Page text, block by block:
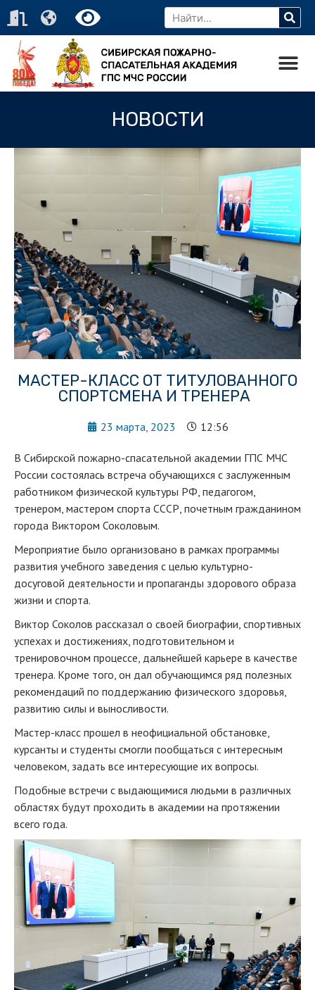
НОВОСТИ
МАСТЕР-КЛАСС ОТ ТИТУЛОВАННОГО
СПОРТСМЕНА И ТРЕНЕРА
23 марта, 2023 12:56
В Сибирской пожарно-спасательной академии ГПС МЧС
России состоялась встреча обучающихся с заслуженным
работником физической культуры РФ, педагогом,
тренером, мастером спорта СССР, почетным гражданином
города Виктором Соколовым.
Мероприятие было организовано в рамках программы
развития учебного заведения с целью культурно-
досуговой деятельности и пропаганды здорового образа
жизни и спорта.
Виктор Соколов рассказал о своей биографии, спортивных
успехах и достижениях, подготовительном и
тренировочном процессе, дальнейшей карьере в качестве
тренера. Кроме того, он дал обучающимся ряд полезных
рекомендаций по поддержанию физического здоровья,
развитию силы и выносливости.
Мастер-класс прошел в неофициальной обстановке,
курсанты и студенты смогли пообщаться с интересным
человеком, задать все интересующие их вопросы.
Подобные встречи с выдающимися людьми в различных
областях будут проходить в академии на протяжении
всего года.